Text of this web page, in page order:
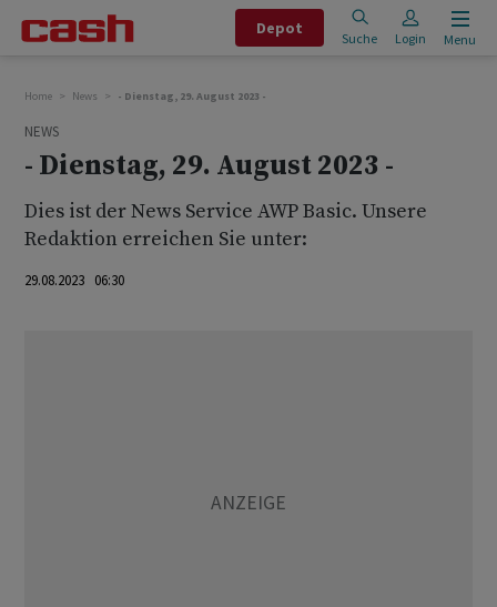
Depot
Suche Login Menu
Home News - Dienstag, 29. August 2023 -
NEWS
- Dienstag, 29. August 2023 -
Dies ist der News Service AWP Basic. Unsere
Redaktion erreichen Sie unter:
29.08.2023 06:30